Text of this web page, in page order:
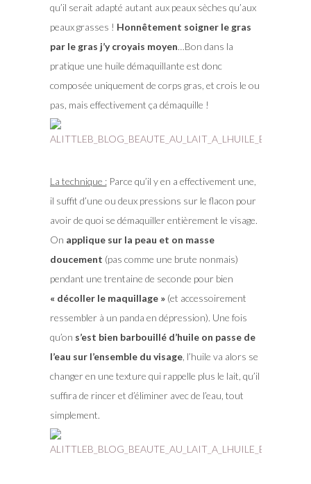
qu’il serait adapté autant aux peaux sèches qu’aux
peaux grasses ! Honnêtement soigner le gras
par le gras j’y croyais moyen…Bon dans la
pratique une huile démaquillante est donc
composée uniquement de corps gras, et crois le ou
pas, mais effectivement ça démaquille !
La technique :Parce qu’il y en a effectivement une,
il suffit d’une ou deux pressions sur le flacon pour
avoir de quoi se démaquiller entièrement le visage.
On applique sur la peau et on masse
doucement (pas comme une brute nonmais)
pendant une trentaine de seconde pour bien
« décoller le maquillage »(et accessoirement
ressembler à un panda en dépression). Une fois
qu’on s’est bien barbouillé d’huile on passe de
l’eau sur l’ensemble du visage, l’huile va alors se
changer en une texture qui rappelle plus le lait, qu’il
suffira de rincer et d’éliminer avec de l’eau, tout
simplement.